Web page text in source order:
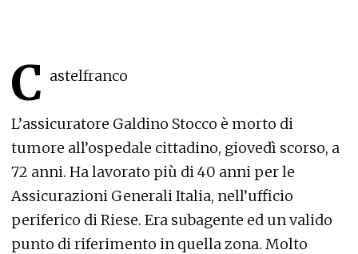
C astelfranco
L’assicuratore Galdino Stocco è morto di
tumore all’ospedale cittadino, giovedì scorso, a
72 anni. Ha lavorato più di 40 anni per le
Assicurazioni Generali Italia, nell’ufficio
periferico di Riese. Era subagente ed un valido
punto di riferimento in quella zona. Molto